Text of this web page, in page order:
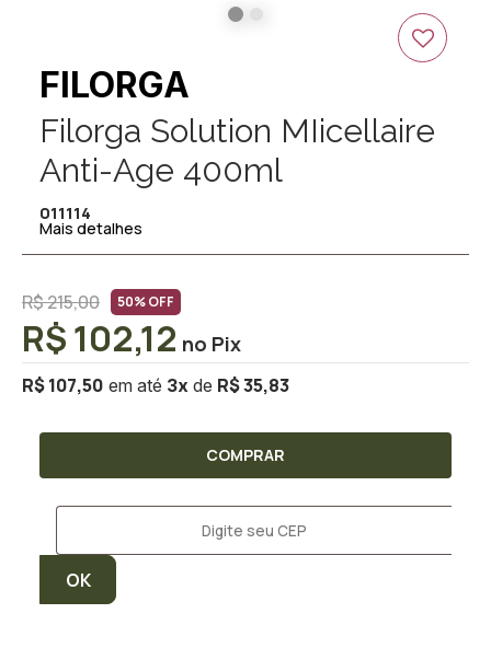
FILORGA
Filorga Solution MIicellaire
Anti-Age 400ml
011114
Mais detalhes
R$ 215,00 50% OFF
R$ 107,50 3x R$ 35,83
R$ 102,12
COMPRAR